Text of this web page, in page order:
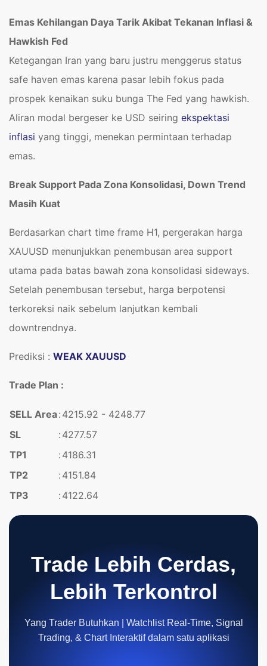
Emas Kehilangan Daya Tarik Akibat Tekanan Inflasi &
Hawkish Fed
Ketegangan Iran yang baru justru menggerus status
safe haven emas karena pasar lebih fokus pada
prospek kenaikan suku bunga The Fed yang hawkish.
Aliran modal bergeser ke USD seiring ekspektasi
inflasi yang tinggi, menekan permintaan terhadap
emas.
Break Support Pada Zona Konsolidasi, Down Trend
Masih Kuat
Berdasarkan chart time frame H1, pergerakan harga
XAUUSD menunjukkan penembusan area support
utama pada batas bawah zona konsolidasi sideways.
Setelah penembusan tersebut, harga berpotensi
terkoreksi naik sebelum lanjutkan kembali
downtrendnya.
Prediksi : WEAK XAUUSD
Trade Plan :
SELL Area: 4215.92 - 4248.77
SL
: 4277.57
TP1
: 4186.31
TP2
: 4151.84
TP3
: 4122.64
Trade Lebih Cerdas,
Lebih Terkontrol
Yang Trader Butuhkan | Watchlist Real-Time, Signal
Trading, & Chart Interaktif dalam satu aplikasi